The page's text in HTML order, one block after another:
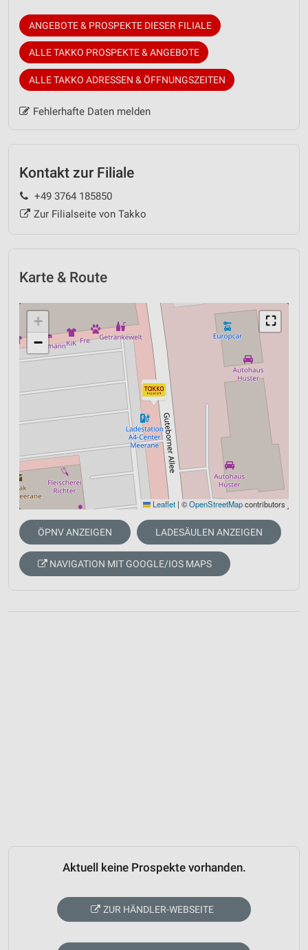
ANGEBOTE & PROSPEKTE DIESER FILIALE
ALLE TAKKO PROSPEKTE & ANGEBOTE
ALLE TAKKO ADRESSEN & ÖFFNUNGSZEITEN
Fehlerhafte Daten melden
Kontakt zur Filiale
+49 3764 185850
Zur Filialseite von Takko
Karte & Route
⛶
+
−
Leaflet | ©OpenStreetMapcontributors
ÖPNV ANZEIGEN LADESÄULEN ANZEIGEN
NAVIGATION MIT GOOGLE/IOS MAPS
Aktuell keine Prospekte vorhanden.
ZUR HÄNDLER-WEBSEITE